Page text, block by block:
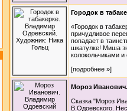
Городок в
«Городок в
причудливое
попадает в
шкатулке! Миша
колокольчиками и
[подробнее »]
Мороз
Сказка "Мороз
В.Одоевского.